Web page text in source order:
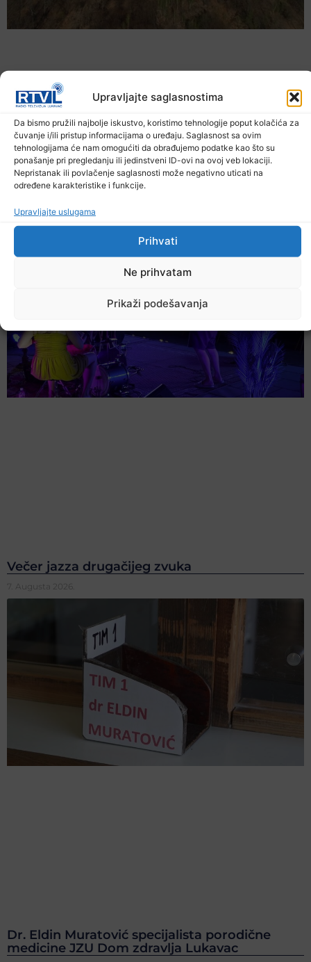
Upravljajte saglasnostima
Da bismo pružili najbolje iskustvo, koristimo tehnologije poput kolačića za
čuvanje i/ili pristup informacijama o uređaju. Saglasnost sa ovim
tehnologijama će nam omogućiti da obrađujemo podatke kao što su
ponašanje pri pregledanju ili jedinstveni ID-ovi na ovoj veb lokaciji.
Nepristanak ili povlačenje saglasnosti može negativno uticati na
određene karakteristike i funkcije.
Upravljajte uslugama
Prihvati
Ne prihvatam
Prikaži podešavanja
7. Augusta 2026.
Večer jazza drugačijeg zvuka
7. Augusta 2026.
Dr. Eldin Muratović specijalista porodične
medicine JZU Dom zdravlja Lukavac